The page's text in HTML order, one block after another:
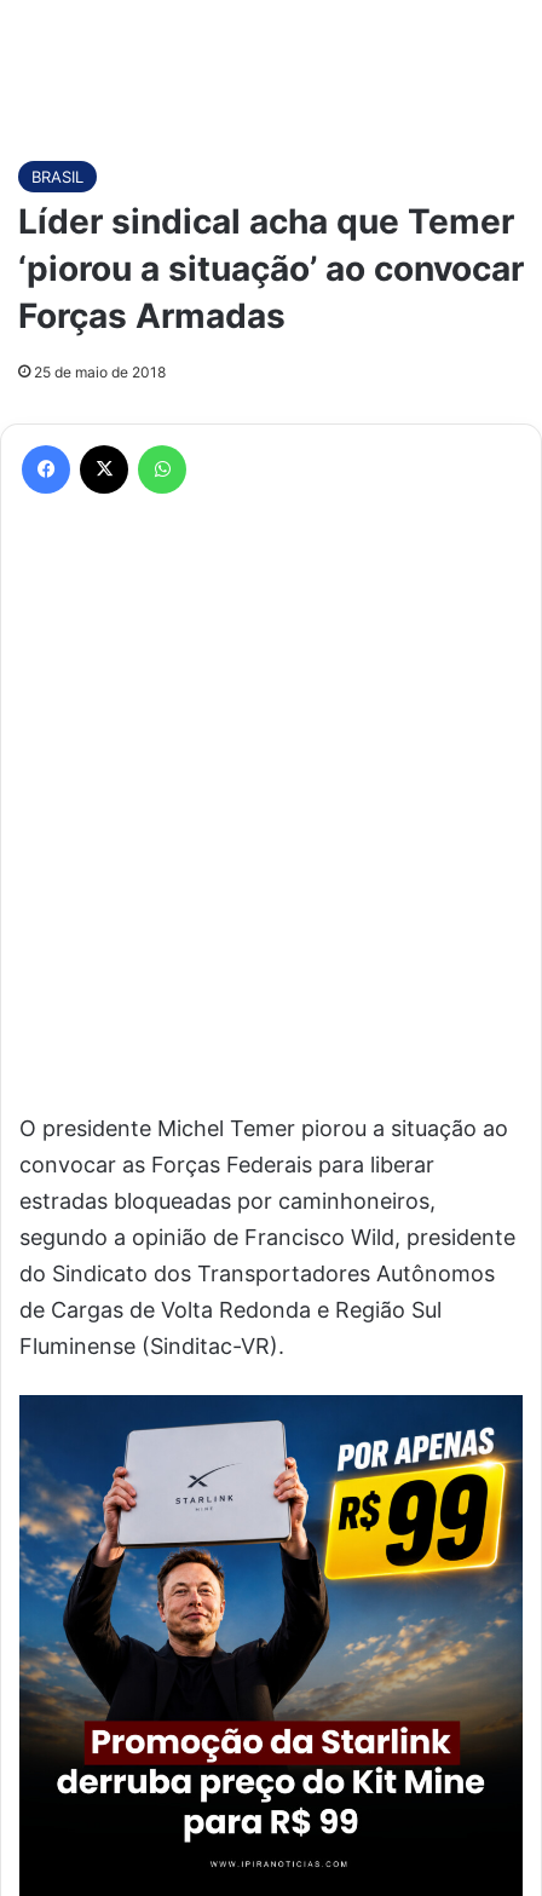
BRASIL
Líder sindical acha que Temer
‘piorou a situação’ ao convocar
Forças Armadas
25 de maio de 2018
O presidente Michel Temer piorou a situação ao
convocar as Forças Federais para liberar
estradas bloqueadas por caminhoneiros,
segundo a opinião de Francisco Wild, presidente
do Sindicato dos Transportadores Autônomos
de Cargas de Volta Redonda e Região Sul
Fluminense (Sinditac-VR).